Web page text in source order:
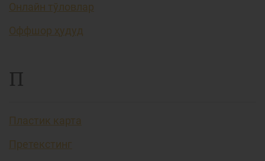
Онлайн тўловлар
Оффшор ҳудуд
П
Пластик карта
Претекстинг